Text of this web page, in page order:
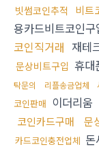
빗썸코인추적 비트
용카드비트코인구
코인직거래 재테
문상비트구입 휴대
탁문의
리플송금업체
코인판매 이더리움
코인카드구매 문
카드코인충전업체 돈